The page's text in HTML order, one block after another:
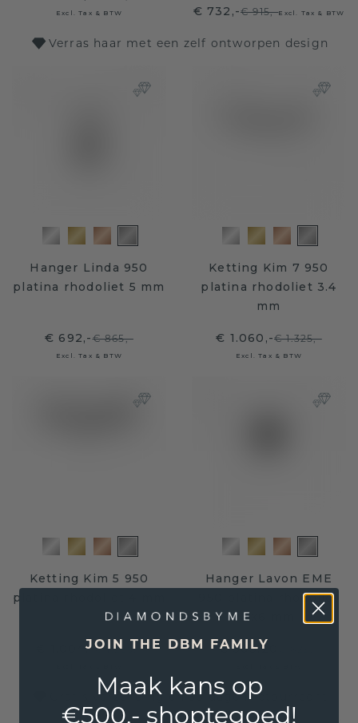
Excl. Tax & BTW € 732,-€ 915,-Excl. Tax & BTW
Verras haar met een zelf ontworpen design
Hanger Linda 950
platina rhodoliet 5 mm
€ 692,-€ 865,-
Excl. Tax & BTW
Ketting Kim 7 950
platina rhodoliet 3.4
mm
€ 1.060,-€ 1.325,-
Excl. Tax & BTW
Ketting Kim 5 950
platina rhodoliet 4 mm
€ 1.004,- € 1.255,-
Hanger Lavon EME
950 platina rhodoliet
8x6 mm
€ 503,20
Gratis verzending en 30 dagen retourrecht
JOIN THE DBM FAMILY
Maak kans op
€500,- shoptegoed!